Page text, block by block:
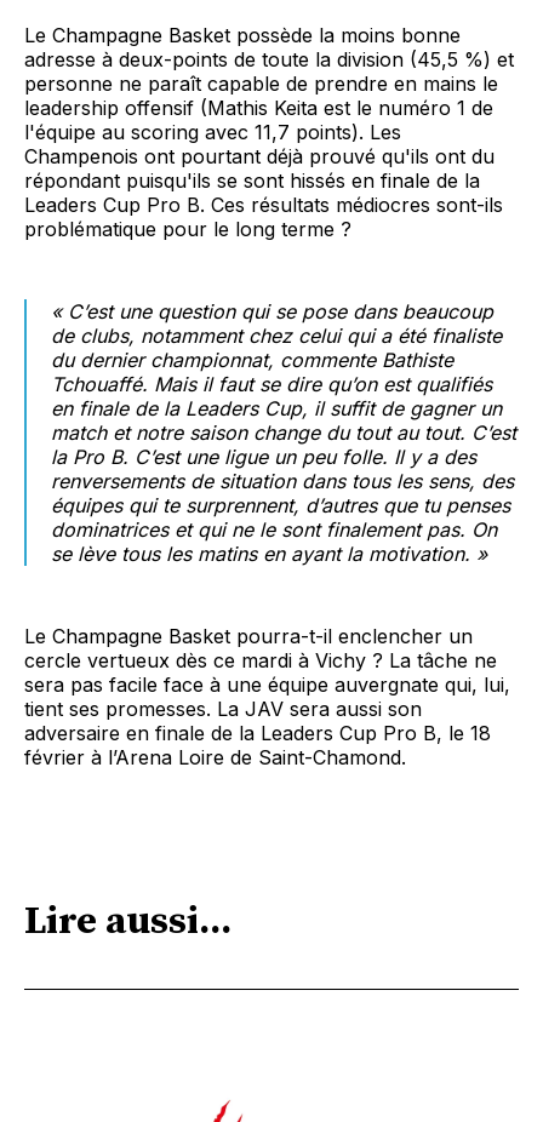
Le Champagne Basket possède la moins bonne
adresse à deux-points de toute la division (45,5 %) et
personne ne paraît capable de prendre en mains le
leadership offensif (Mathis Keita est le numéro 1 de
l'équipe au scoring avec 11,7 points). Les
Champenois ont pourtant déjà prouvé qu'ils ont du
répondant puisqu'ils se sont hissés en finale de la
Leaders Cup Pro B. Ces résultats médiocres sont-ils
problématique pour le long terme ?
« C’est une question qui se pose dans beaucoup
de clubs, notamment chez celui qui a été finaliste
du dernier championnat, commente Bathiste
Tchouaffé. Mais il faut se dire qu’on est qualifiés
en finale de la Leaders Cup, il suffit de gagner un
match et notre saison change du tout au tout. C’est
la Pro B. C’est une ligue un peu folle. Il y a des
renversements de situation dans tous les sens, des
équipes qui te surprennent, d’autres que tu penses
dominatrices et qui ne le sont finalement pas. On
se lève tous les matins en ayant la motivation. »
Le Champagne Basket pourra-t-il enclencher un
cercle vertueux dès ce mardi à Vichy ? La tâche ne
sera pas facile face à une équipe auvergnate qui, lui,
tient ses promesses. La JAV sera aussi son
adversaire en finale de la Leaders Cup Pro B, le 18
février à l’Arena Loire de Saint-Chamond.
Lire aussi...